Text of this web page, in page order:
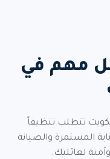
مهم في
تتطلب تنظيفاً
المستمرة والصيانة
لعائلتك.